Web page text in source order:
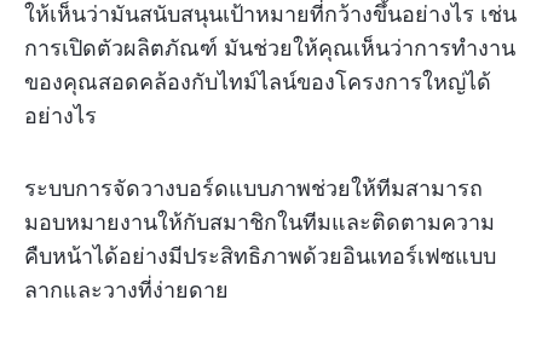
ให้เห็นว่ามันสนับสนุนเป้าหมายที่กว้างขึ้นอย่างไร เช่น
การเปิดตัวผลิตภัณฑ์ มันช่วยให้คุณเห็นว่าการทำงาน
ของคุณสอดคล้องกับไทม์ไลน์ของโครงการใหญ่ได้
อย่างไร
ระบบการจัดวางบอร์ดแบบภาพช่วยให้ทีมสามารถ
มอบหมายงานให้กับสมาชิกในทีมและติดตามความ
คืบหน้าได้อย่างมีประสิทธิภาพด้วยอินเทอร์เฟซแบบ
ลากและวางที่ง่ายดาย